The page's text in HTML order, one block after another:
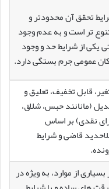
تحقق آن محدودتر و
تر است و به عدم وجود
یکی از شرایط حد و وجود
عمومی جرم بستگی دارد.
قابل تخفیف، تعلیق و
(مانانند حبس، شلاق،
نقدی) بر اساس
قاضی و شرایط
از موارد، به ویژه در